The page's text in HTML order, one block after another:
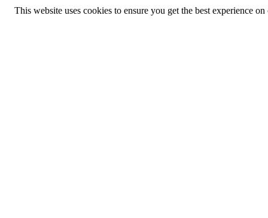
This website uses cookies to ensure you get the best experience